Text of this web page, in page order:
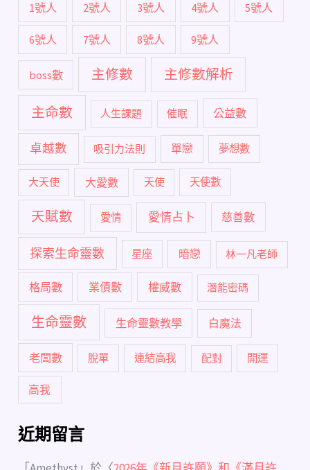
1號人 2號人 3號人 4號人 5號人
6號人 7號人 8號人 9號人
boss數 主修數 主修數解析
主命數 人生課題 催眠 公益數
卓越數 吸引力法則 單戀 夢想數
大天使 大愛數 天使 天使數
天賦數 愛情 愛情占卜 慈善數
探索生命靈數 星座 暗戀 林一凡老師
格局數 業債數 權威數 潛能密碼
生命靈數 生命靈數教學 白魔法
老闆數 脫單 連結高我 配對 開運
高我
近期留言